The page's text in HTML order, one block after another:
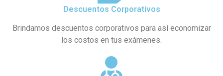
Descuentos Corporativos
Brindamos descuentos corporativos para así economizar
los costos en tus exámenes.